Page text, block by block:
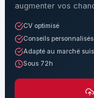
augmenter vos
CV optimisé
Conseils personnalisés
Adapté au marché
Sous 72h